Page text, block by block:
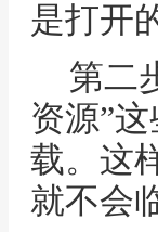
是打开
第二
资源”
载。这
就不会